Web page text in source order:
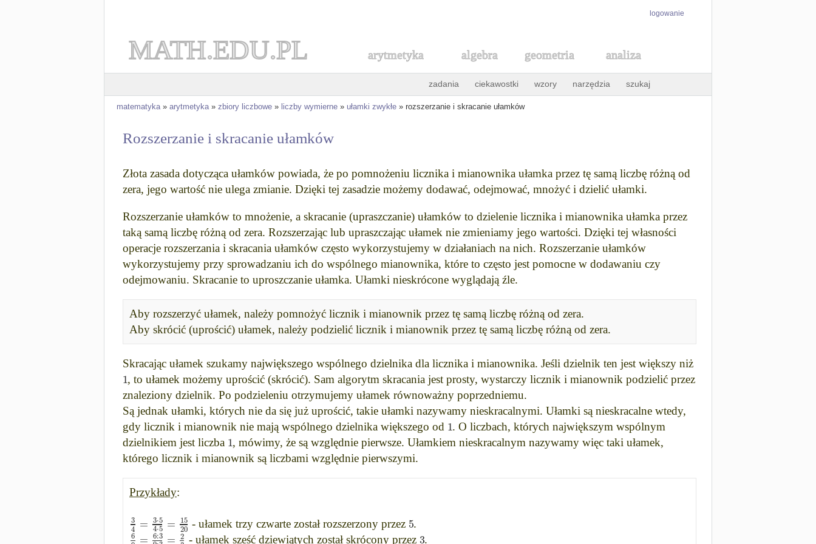
logowanie
MATH.EDU.PL arytmetyka algebra geometria analiza
zadania ciekawostki wzory narzędzia szukaj
matematyka» arytmetyka» zbiory liczbowe » liczby wymierne » ułamki zwykłe » rozszerzanie i skracanie ułamków
Rozszerzanie i skracanie ułamków
Złota zasada dotycząca ułamków powiada, że po pomnożeniu licznika i mianownika ułamka przez tę samą liczbę różną od
zera, jego wartość nie ulega zmianie. Dzięki tej zasadzie możemy dodawać, odejmować, mnożyć i dzielić ułamki.
Rozszerzanie ułamków to mnożenie, a skracanie (upraszczanie) ułamków to dzielenie licznika i mianownika ułamka przez
taką samą liczbę różną od zera. Rozszerzając lub upraszczając ułamek nie zmieniamy jego wartości. Dzięki tej własności
operacje rozszerzania i skracania ułamków często wykorzystujemy w działaniach na nich. Rozszerzanie ułamków
wykorzystujemy przy sprowadzaniu ich do wspólnego mianownika, które to często jest pomocne w dodawaniu czy
odejmowaniu. Skracanie to uproszczanie ułamka. Ułamki nieskrócone wyglądają źle.
Aby rozszerzyć ułamek, należy pomnożyć licznik i mianownik przez tę samą liczbę różną od zera.
Aby skrócić (uprościć) ułamek, należy podzielić licznik i mianownik przez tę samą liczbę różną od zera.
Skracając ułamek szukamy największego wspólnego dzielnika dla licznika i mianownika. Jeśli dzielnik ten jest większy niż
1, to ułamek możemy uprościć (skrócić). Sam algorytm skracania jest prosty, wystarczy licznik i mianownik podzielić przez
znaleziony dzielnik. Po podzieleniu otrzymujemy ułamek równoważny poprzedniemu.
Są jednak ułamki, których nie da się już uprościć, takie ułamki nazywamy nieskracalnymi. Ułamki są nieskracalne wtedy,
gdy licznik i mianownik nie mają wspólnego dzielnika większego od 1. O liczbach, których największym wspólnym
dzielnikiem jest liczba 1, mówimy, że są względnie pierwsze. Ułamkiem nieskracalnym nazywamy więc taki ułamek,
którego licznik i mianownik są liczbami względnie pierwszymi.
Przykłady:
3
4 = 3⋅5
4⋅5 = 15
20
- ułamek trzy czwarte został rozszerzony przez 5.
6 = 6:3 = 2
- ułamek sześć dziewiątych został skrócony przez3.